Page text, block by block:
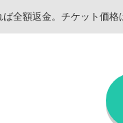
全額返金。チケット価格